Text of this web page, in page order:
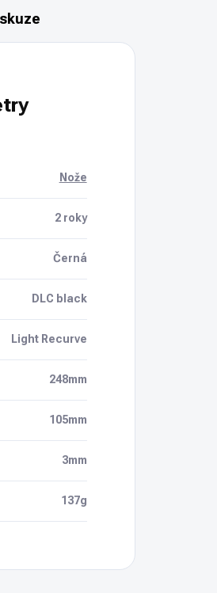
Nože
2 roky
Černá
DLC black
Light Recurve
248mm
105mm
3mm
137g